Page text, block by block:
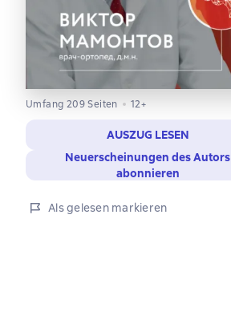
Umfang 209 Seiten 12+
AUSZUG LESEN
Neuerscheinungen des Autors
abonnieren
Als gelesen markieren